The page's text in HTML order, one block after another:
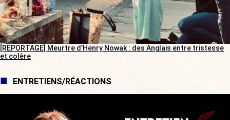
[REPORTAGE] Meurtre d’Henry Nowak : des Anglais entre tristesse
et colère
ENTRETIENS/RÉACTIONS